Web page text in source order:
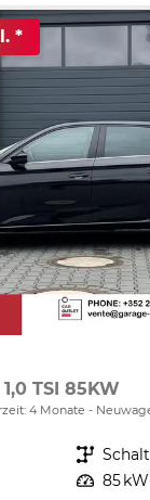
TSI 85KW
4 Monate
Getriebe
Leistung 85 kW